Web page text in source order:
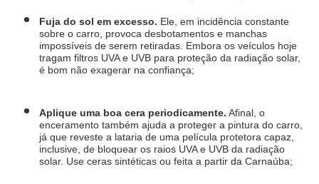
Fuja do sol em excesso. Ele, em incidência constante
sobre o carro, provoca desbotamentos e manchas
impossíveis de serem retiradas. Embora os veículos hoje
tragam filtros UVA e UVB para proteção da radiação solar,
é bom não exagerar na confiança;
Aplique uma boa cera periodicamente. Afinal, o
enceramento também ajuda a proteger a pintura do carro,
já que reveste a lataria de uma película protetora capaz,
inclusive, de bloquear os raios UVA e UVB da radiação
solar. Use ceras sintéticas ou feita a partir da Carnaúba;